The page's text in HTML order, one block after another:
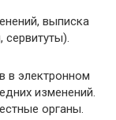
выписка
в электронном
изменений.
органы.